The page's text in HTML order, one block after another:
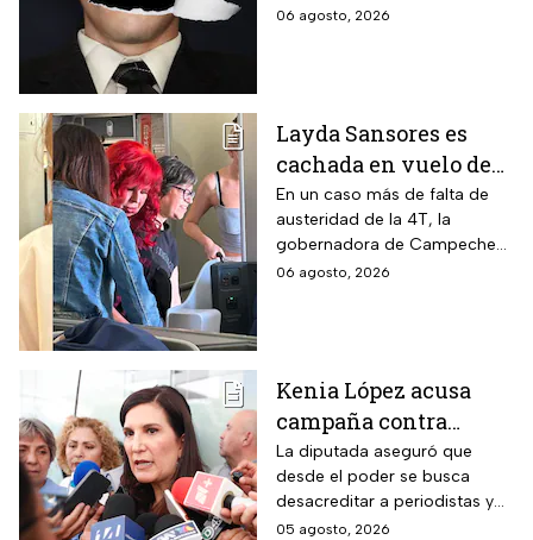
06 agosto, 2026
Layda Sansores es
cachada en vuelo de
primera clase rumbo a
Madrid: ¿Y la
austeridad?
En un caso más de falta de
austeridad de la 4T, la
gobernadora de Campeche
fue captada arribando al viejo
06 agosto, 2026
Kenia López acusa
campaña contra
periodistas y lanza
advertencia por la
libertad de expresión
La diputada aseguró que
desde el poder se busca
desacreditar a periodistas y
medios de comunicación.
05 agosto, 2026